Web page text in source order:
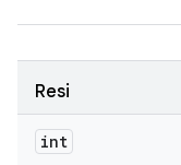
Resi
int